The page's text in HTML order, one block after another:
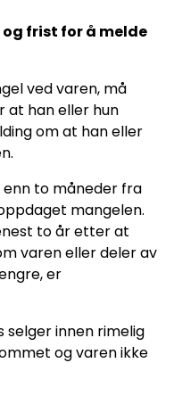
og frist for å melde
ved varen, må
at han eller hun
om at han eller
to måneder fra
mangelen.
to år etter at
varen eller deler av
er
selger innen rimelig
og varen ikke